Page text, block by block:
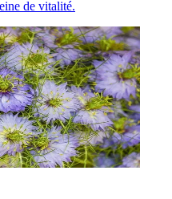
de vitalité.